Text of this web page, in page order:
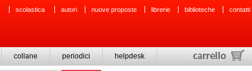
scolastica autori nuove proposte librerie biblioteche contatti
collane periodici helpdesk